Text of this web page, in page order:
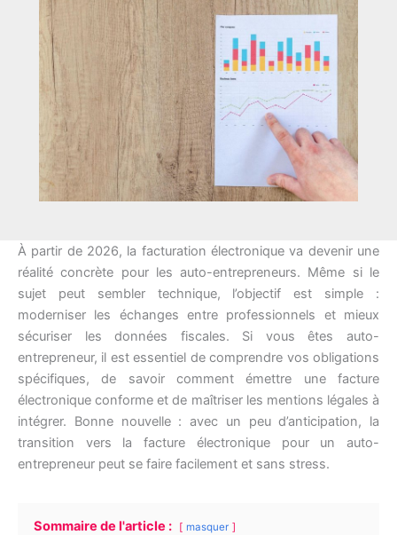
À partir de 2026, la facturation électronique va devenir une
réalité concrète pour les auto-entrepreneurs. Même si le
sujet peut sembler technique, l’objectif est simple :
moderniser les échanges entre professionnels et mieux
sécuriser les données fiscales. Si vous êtes auto-
entrepreneur, il est essentiel de comprendre vos obligations
spécifiques, de savoir comment émettre une facture
électronique conforme et de maîtriser les mentions légales à
intégrer. Bonne nouvelle : avec un peu d’anticipation, la
transition vers la facture électronique pour un auto-
entrepreneur peut se faire facilement et sans stress.
Sommaire de l'article : masquer